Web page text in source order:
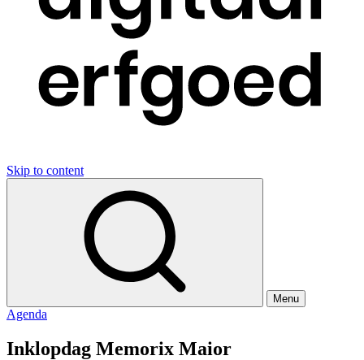
Skip to content
Menu
Agenda
Inklopdag Memorix Maior